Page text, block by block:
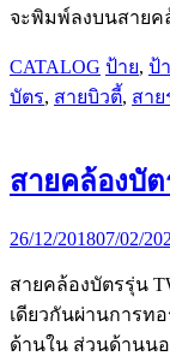
จะพิมพ์ลงบนสายค
CATALOG ป้าย, ป้
บัตร, สายบิวตี้, สา
สายคล้องบัต
26/12/201807/02/
สายคล้องบัตรรุ่น
เดียวกันผ่านการท
ด้านใน ส่วนด้านน